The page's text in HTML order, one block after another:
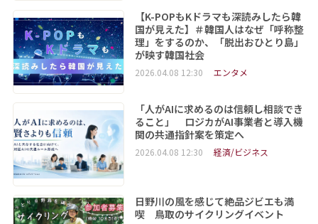
【K-POPもKドラマも深読みしたら韓
国が見えた】＃韓国人はなぜ「呼称整
理」をするのか、「脱出おひとり島」
が映す韓国社会
2026.04.08 12:30 エンタメ
「人がAIに求めるのは信頼し相談でき
ること」 ロジカがAI事業者と導入機
関の共通指針案を策定へ
2026.04.08 12:30 経済/ビジネス
日野川の風を感じて絶品ジビエも満
喫 鳥取のサイクリングイベント